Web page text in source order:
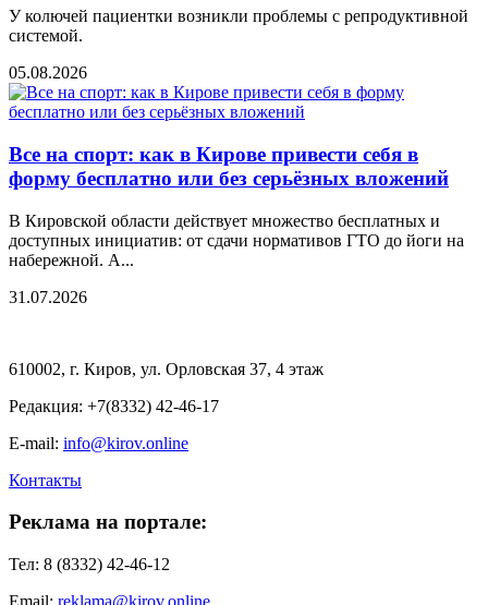
У колючей пациентки возникли проблемы с репродуктивной
системой.
05.08.2026
Все на спорт: как в Кирове привести себя в
форму бесплатно или без серьёзных вложений
В Кировской области действует множество бесплатных и
доступных инициатив: от сдачи нормативов ГТО до йоги на
набережной. А...
31.07.2026
610002, г. Киров, ул. Орловская 37, 4 этаж
Редакция: +7(8332) 42-46-17
E-mail: info@kirov.online
Контакты
Реклама на портале:
Тел: 8 (8332) 42-46-12
Email: reklama@kirov.online